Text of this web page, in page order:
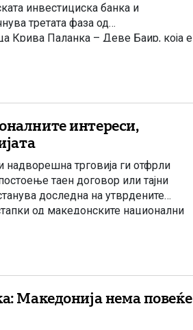
инвестициска банка и
третата фаза од
Крива Паланка – Деве Баир, која е
Владата присуствуваа премиерот
интереси,
трговија ги отфрли
таен договор или тајни
доследна на утврдените
од македонските национални
„Денешната прес-конференција
Македонија нема повеќе